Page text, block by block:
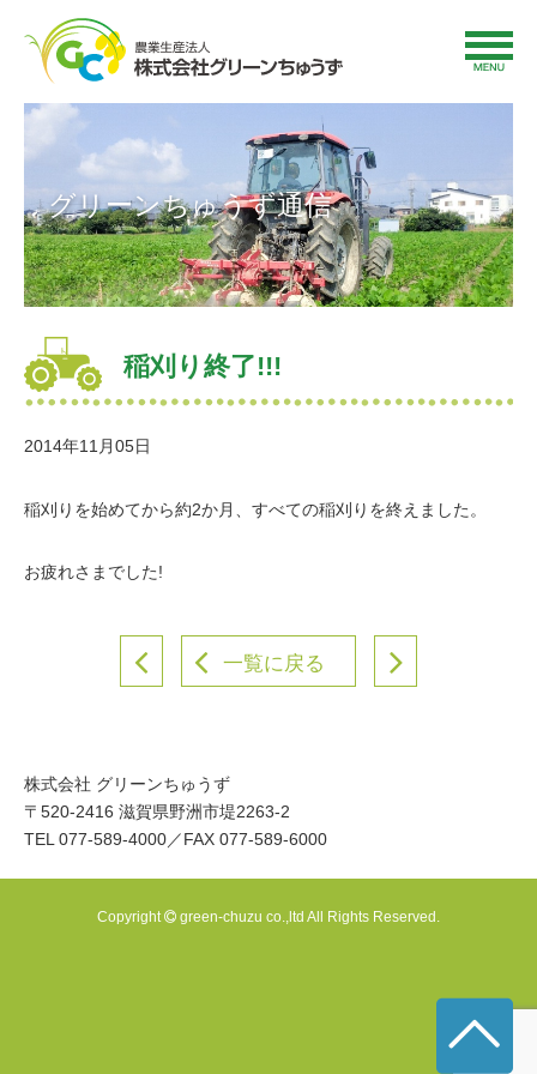
グリーンちゅうず通信
稲刈り終了!!!
2014年11月05日
稲刈りを始めてから約2か月、すべての稲刈りを終えました。
お疲れさまでした!
一覧に戻る
株式会社 グリーンちゅうず
〒520-2416 滋賀県野洲市堤2263-2
TEL 077-589-4000／FAX 077-589-6000
Copyright green-chuzu co.,ltd All Rights Reserved.